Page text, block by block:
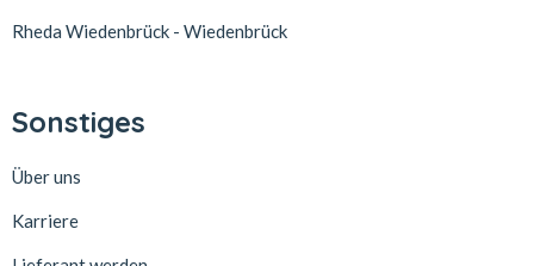
Rheda Wiedenbrück - Wiedenbrück
Sonstiges
Über uns
Karriere